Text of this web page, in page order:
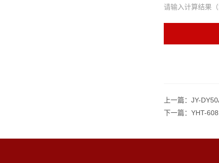
请输入计算结果
上一篇： JY-
下一篇： YHT-